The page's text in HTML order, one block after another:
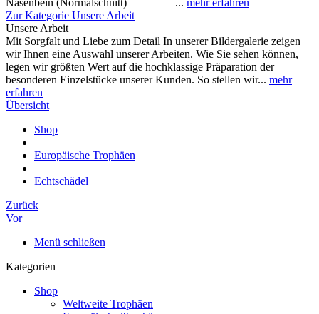
Nasenbein (Normalschnitt) ... mehr erfahren
Zur Kategorie Unsere Arbeit
Unsere Arbeit
Mit Sorgfalt und Liebe zum Detail In unserer Bildergalerie zeigen
wir Ihnen eine Auswahl unserer Arbeiten. Wie Sie sehen können,
legen wir größten Wert auf die hochklassige Präparation der
besonderen Einzelstücke unserer Kunden. So stellen wir... mehr
erfahren
Übersicht
Shop
Europäische Trophäen
Echtschädel
Zurück
Vor
Menü schließen
Kategorien
Shop
Weltweite Trophäen